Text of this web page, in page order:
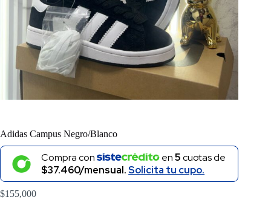
Adidas Campus Negro/Blanco
Compra con en5cuotas de
$37.460/mensual.Solicita tu cupo.
$155,000